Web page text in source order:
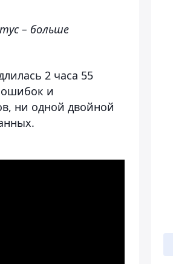
– больше
2 часа 55
ошибок и
ни одной двойной